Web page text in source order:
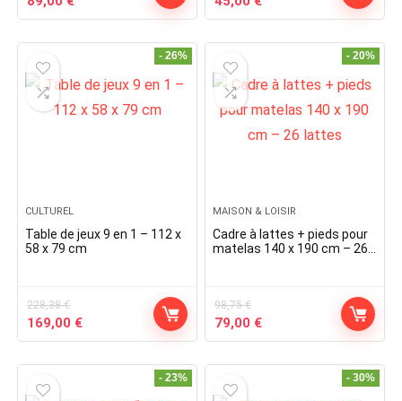
price
price
price
price
- 26%
CULTUREL
Table de jeux 9 en 1 – 112 x
58 x 79 cm
228,38€
Original
price
169,00 €Current
price
- 20%
MAISON & LOISIR
Cadre à lattes + pieds pour
matelas 140 x 190 cm – 26
98,75€
Original
price
79,00 €Current
price
- 23% - 30%